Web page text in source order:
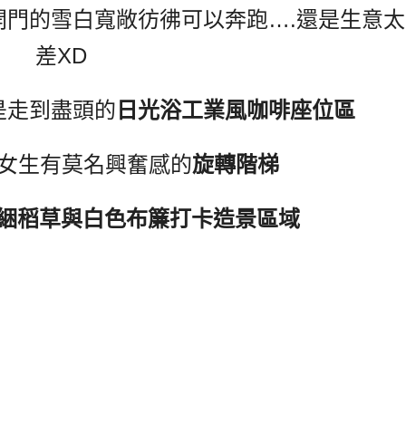
的雪白寬敞彷彿可以奔跑….還是生意太
差XD
走到盡頭的 日光浴工業風咖啡座位區
生有莫名興奮感的旋轉階梯
稻草與白色布簾打卡造景區域